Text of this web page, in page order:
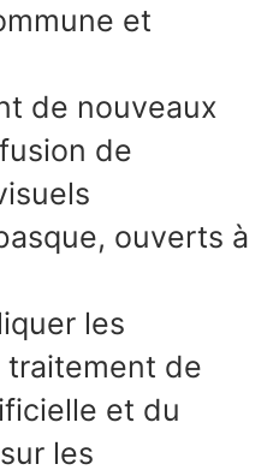
et
de nouveaux
de
ouverts à
les
de
et du
les